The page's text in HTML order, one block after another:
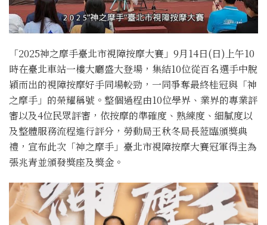
「2025神之摩手臺北市視障按摩大賽」9月14日(日)上午10
時在臺北車站一樓大廳盛大登場，集結10位從百名選手中脫
穎而出的視障按摩好手同場較勁，一同爭奪最終桂冠與「神
之摩手」的榮耀稱號。整個過程由10位學界、業界的專業評
審以及4位民眾評審，依按摩的準確度、熟練度、細膩度以
及整體服務流程進行評分，勞動局王秋冬局長蒞臨頒獎典
禮，宣布此次「神之摩手」臺北市視障按摩大賽冠軍得主為
張兆青並頒發獎座及獎金。